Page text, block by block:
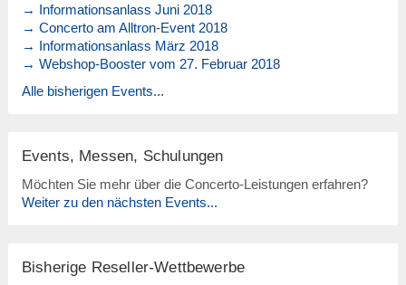
→ Informationsanlass Juni 2018
→ Concerto am Alltron-Event 2018
→ Informationsanlass März 2018
→ Webshop-Booster vom 27. Februar 2018
Alle bisherigen Events...
Events, Messen, Schulungen
Möchten Sie mehr über die Concerto-Leistungen erfahren?
Weiter zu den nächsten Events...
Bisherige Reseller-Wettbewerbe